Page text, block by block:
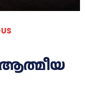
ആത്മീയ